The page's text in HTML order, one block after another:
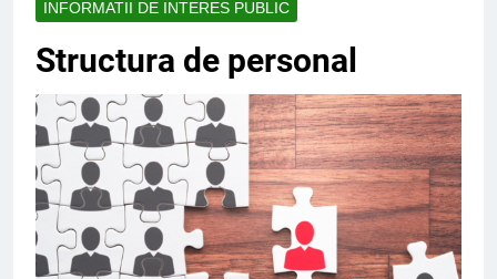
INFORMATII DE INTERES PUBLIC
Structura de personal